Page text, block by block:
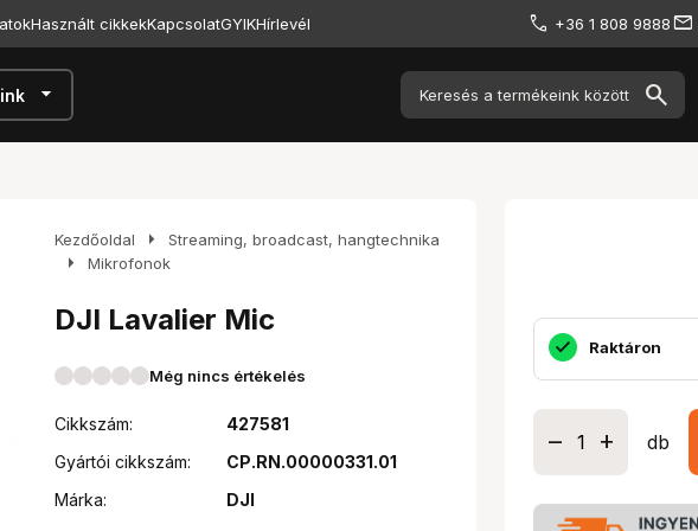
Használt cikkekKapcsolatGYIKHírlevél +36 1 808 9888
arrow_drop_down
Kezdőoldal arrow_right Streaming, broadcast, hangtechnika
arrow_right Mikrofonok
DJI Lavalier Mic
Még nincs értékelés
Cikkszám:
427581
Gyártói cikkszám:
CP.RN.00000331.01
Márka:
DJI
Raktáron
db